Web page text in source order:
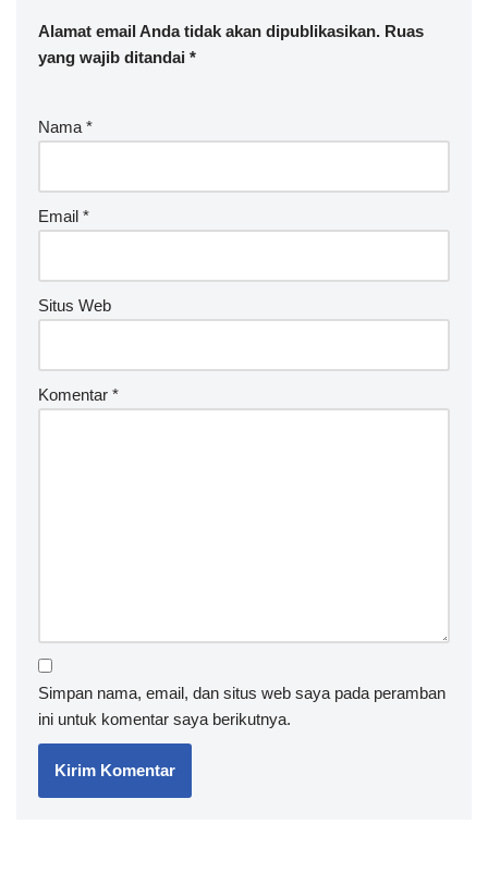
Alamat email Anda tidak akan dipublikasikan. Ruas
yang wajib ditandai *
Nama *
Email *
Situs Web
Komentar *
Simpan nama, email, dan situs web saya pada peramban
ini untuk komentar saya berikutnya.